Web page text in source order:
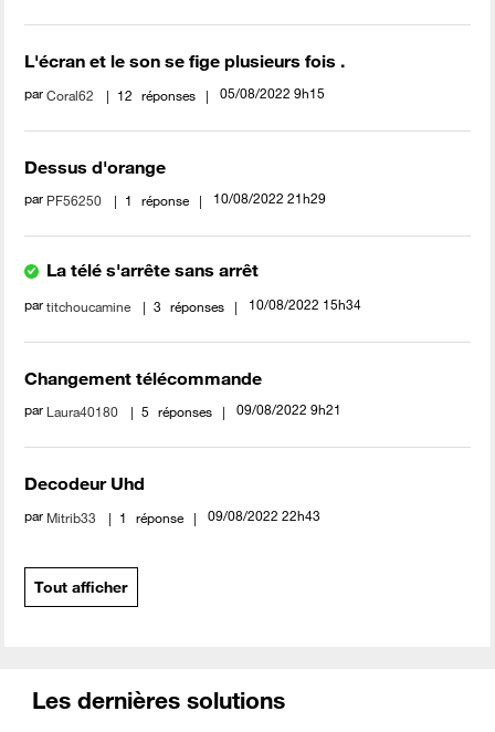
L'écran et le son se fige plusieurs fois .
parCoral62 12 réponses ‎05/08/2022 9h15
Dessus d'orange
par PF56250 1 réponse ‎10/08/2022 21h29
La télé s'arrête sans arrêt
partitchoucamine 3 réponses ‎10/08/2022 15h34
Changement télécommande
par Laura40180 5 réponses ‎09/08/2022 9h21
Decodeur Uhd
par Mitrib33 1 réponse ‎09/08/2022 22h43
Tout afficher
Les dernières solutions